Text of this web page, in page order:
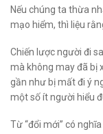
Nếu chúng ta thừa
mạo hiểm, thì liệu
Chiến lược người đi
mà không may đã bị
gần như bị mất đi ý
một số ít người hiểu
Từ “đổi mới” có